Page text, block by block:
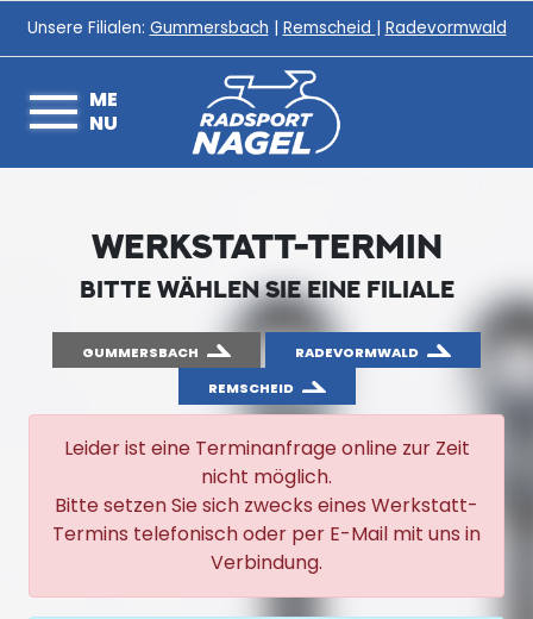
Unsere Filialen: Gummersbach | Remscheid | Radevormwald
ME
NU
WERKSTATT-TERMIN
BITTE WÄHLEN SIE EINE FILIALE
GUMMERSBACH
RADEVORMWALD
REMSCHEID
Leider ist eine Terminanfrage online zur Zeit
nicht möglich.
Bitte setzen Sie sich zwecks eines Werkstatt-
Termins telefonisch oder per E-Mail mit uns in
Verbindung.